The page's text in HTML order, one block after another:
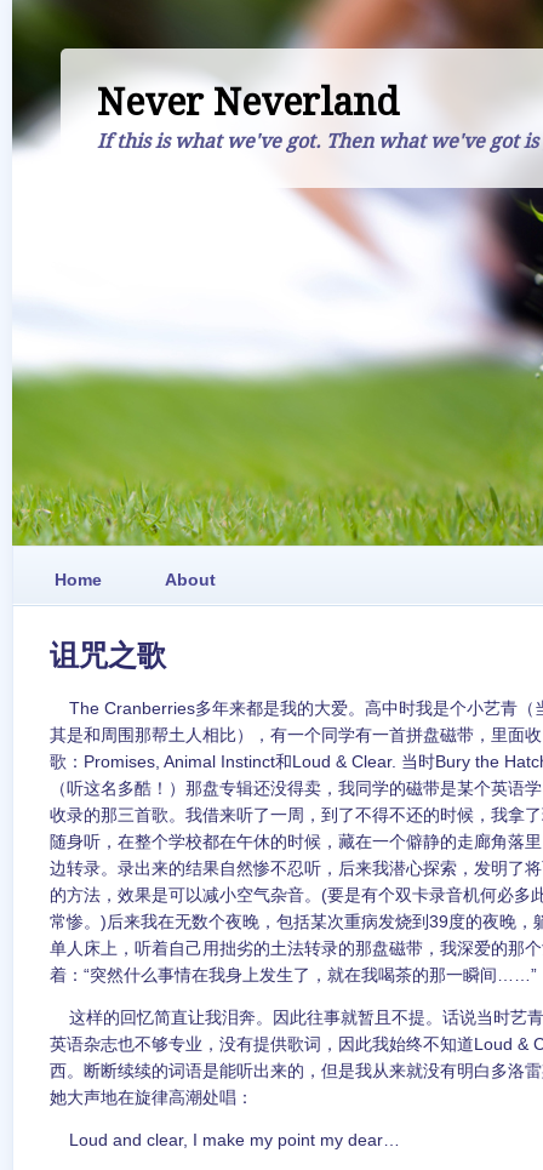
Never Neverland
If this is what we've got. Then what we've got is
Home About
诅咒之歌
The Cranberries多年来都是我的大爱。高中时我是个小艺青（
其是和周围那帮土人相比），有一个同学有一首拼盘磁带，里面
歌：Promises, Animal Instinct和Loud & Clear. 当时Bury the
（听这名多酷！）那盘专辑还没得卖，我同学的磁带是某个英语
收录的那三首歌。我借来听了一周，到了不得不还的时候，我拿
随身听，在整个学校都在午休的时候，藏在一个僻静的走廊角落
边转录。录出来的结果自然惨不忍听，后来我潜心探索，发明了
的方法，效果是可以减小空气杂音。(要是有个双卡录音机何必多
常惨。)后来我在无数个夜晚，包括某次重病发烧到39度的夜晚，
单人床上，听着自己用拙劣的土法转录的那盘磁带，我深爱的那
着：“突然什么事情在我身上发生了，就在我喝茶的那一瞬间……”
这样的回忆简直让我泪奔。因此往事就暂且不提。话说当时艺
英语杂志也不够专业，没有提供歌词，因此我始终不知道Loud &
西。断断续续的词语是能听出来的，但是我从来就没有明白多洛
她大声地在旋律高潮处唱：
Loud and clear, I make my point my dear…